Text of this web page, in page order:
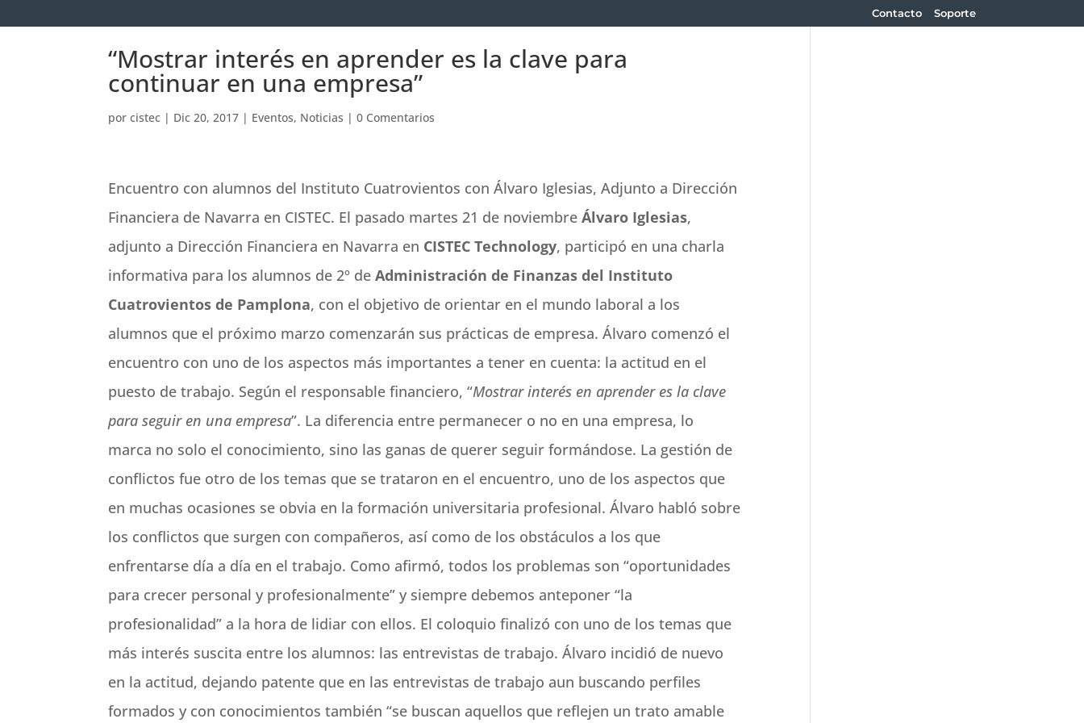
Contacto Soporte
“Mostrar interés en aprender es la clave para
continuar en una empresa”
porcistec | Dic 20, 2017 | Eventos, Noticias |0 Comentarios
Encuentro con alumnos del Instituto Cuatrovientos con Álvaro Iglesias, Adjunto a Dirección
Financiera de Navarra en CISTEC. El pasado martes 21 de noviembreÁlvaro Iglesias,
adjunto a Dirección Financiera en Navarra en CISTEC Technology, participó en una charla
informativa para los alumnos de 2º deAdministración de Finanzas del Instituto
Cuatrovientos de Pamplona, con el objetivo de orientar en el mundo laboral a los
alumnos que el próximo marzo comenzarán sus prácticas de empresa. Álvaro comenzó el
encuentro con uno de los aspectos más importantes a tener en cuenta: la actitud en el
puesto de trabajo. Según el responsable financiero, “Mostrar interés en aprender es la clave
para seguir en una empresa”. La diferencia entre permanecer o no en una empresa, lo
marca no solo el conocimiento, sino las ganas de querer seguir formándose. La gestión de
conflictos fue otro de los temas que se trataron en el encuentro, uno de los aspectos que
en muchas ocasiones se obvia en la formación universitaria profesional. Álvaro habló sobre
los conflictos que surgen con compañeros, así como de los obstáculos a los que
enfrentarse día a día en el trabajo. Como afirmó, todos los problemas son “oportunidades
para crecer personal y profesionalmente” y siempre debemos anteponer “la
profesionalidad” a la hora de lidiar con ellos. El coloquio finalizó con uno de los temas que
más interés suscita entre los alumnos: las entrevistas de trabajo. Álvaro incidió de nuevo
en la actitud, dejando patente que en las entrevistas de trabajo aun buscando perfiles
formados y con conocimientos también “se buscan aquellos que reflejen un trato amable